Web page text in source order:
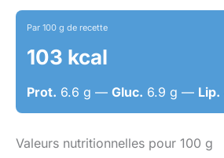
Par 100 g de recette
103 kcal
Prot. 6.6 g — Gluc. 6.9 g — Lip.
Valeurs nutritionnelles pour 100 g